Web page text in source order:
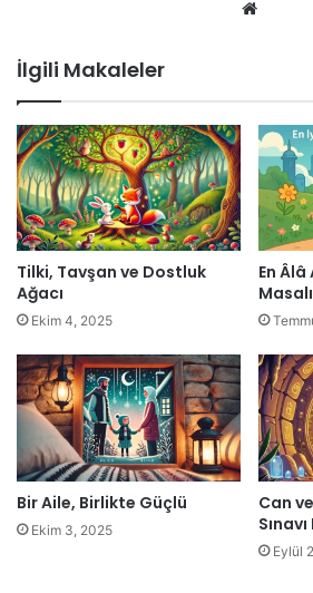
İlgili Makaleler
Tilki, Tavşan ve Dostluk
Ağacı
Ekim 4, 2025
En
Masalı
Bir Aile, Birlikte Güçlü
Ekim 3, 2025
Can
Eylül